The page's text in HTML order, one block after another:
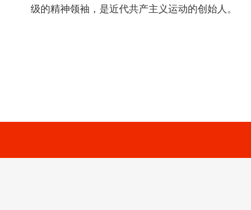
级的精神领袖，是近代共产主义运动的创始人。